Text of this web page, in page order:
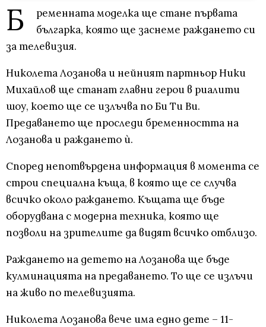
Б
ременната моделка ще стане първата
българка, която ще заснеме раждането си
за телевизия.
Николета Лозанова и нейният партньор Ники
Михайлов ще станат главни герои в риалити
шоу, което ще се излъчва по Би Ти Ви.
Предаването ще проследи бременността на
Лозанова и раждането ѝ.
Според непотвърдена информация в момента се
строи специална къща, в която ще се случва
всичко около раждането. Къщата ще бъде
оборудвана с модерна техника, която ще
позволи на зрителите да видят всичко отблизо.
Раждането на детето на Лозанова ще бъде
кулминацията на предаването. То ще се излъчи
на живо по телевизията.
Николета Лозанова вече има едно дете – 11-